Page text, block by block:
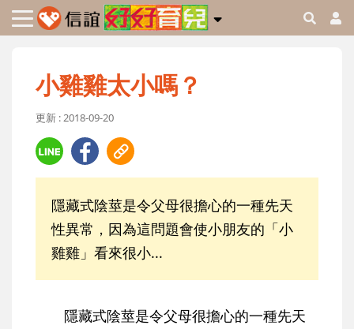
小雞雞太小嗎？
更新 : 2018-09-20
隱藏式陰莖是令父母很擔心的一種先天
性異常，因為這問題會使小朋友的「小
雞雞」看來很小...
隱藏式陰莖是令父母很擔心的一種先天